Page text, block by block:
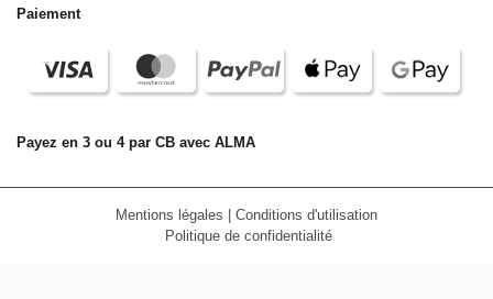
Paiement
Payez en 3 ou 4 par CB avec ALMA
Mentions légales
Conditions d'utilisation
Politique de confidentialité